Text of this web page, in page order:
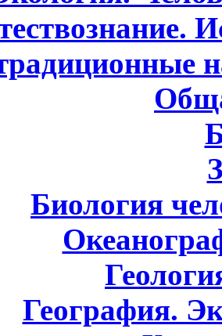
Биология
География.